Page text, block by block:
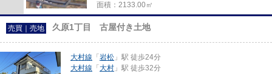
面積：2133.00㎡
売買｜売地 久原1丁目 古屋付き土地
大村線 「 岩松 」駅 徒歩24分
大村線 「 大村 」駅 徒歩32分